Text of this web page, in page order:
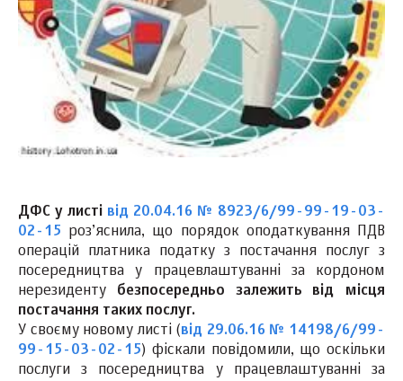
ДФС у листі від 20.04.16 № 8923/6/99-99-19-03-
02-15
роз’яснила, що порядок оподаткування ПДВ
операцій платника податку з постачання послуг з
посередництва у працевлаштуванні за кордоном
нерезиденту безпосередньо залежить від місця
постачання таких послуг.
У своєму новому листі (від 29.06.16 № 14198/6/99-
99-15-03-02-15) фіскали повідомили, що оскільки
послуги з посередництва у працевлаштуванні за